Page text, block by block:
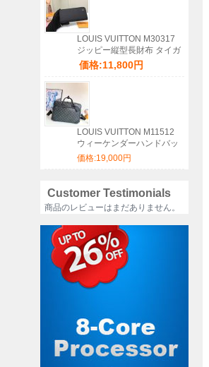
LOUIS VUITTON M30317
ジッピー縦型長財布 タイガ
ブラック サイズ:20x10cm
価格:11,800円
LOUIS VUITTON M11512
ウィーケンダーハンドバッ
グ サイズ:46x31x18cm
価格:19,000円
Customer Testimonials
商品のレビューはまだありません。